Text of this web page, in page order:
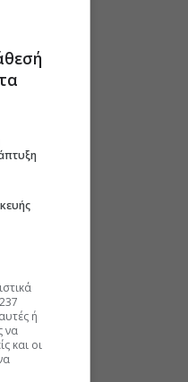
ή
να
και οι